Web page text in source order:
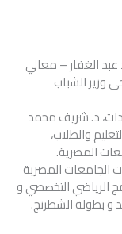
الغفار – معالي
وزير الشباب
د. شريف محمد
والطلاب،
المصرية.
الجامعات المصرية
الرياضي التخصصي و
و بطولة الشطرنج.